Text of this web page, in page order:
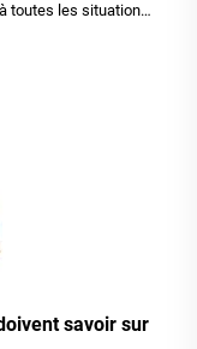
toutes les situations.
gonflements, des
du produit. Cet
savoir sur